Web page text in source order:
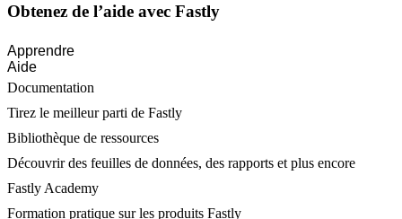
Obtenez de l’aide avec Fastly
Apprendre
Aide
Documentation
Tirez le meilleur parti de Fastly
Bibliothèque de ressources
Découvrir des feuilles de données, des rapports et plus encore
Fastly Academy
Formation pratique sur les produits Fastly